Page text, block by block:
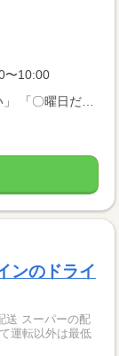
〜10:00
【自己申告シフト】 「土日休みで働きたい」 「〇曜日だけ働きたい」 働きたい日は事前に選べます。 お休み希望の曜日・時間についても 面談の際に教えてくださいね。 ※こちらは中型以上のお仕事の例です
ンのドライ
送 スーパーの配
運転以外は最低